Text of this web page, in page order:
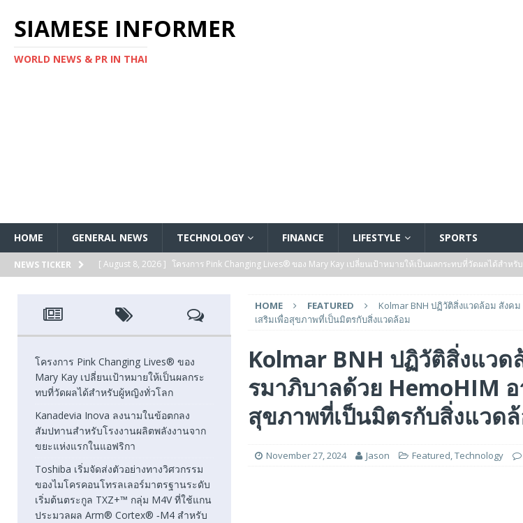
SIAMESE INFORMER
WORLD NEWS & PR IN THAI
HOME GENERAL NEWS TECHNOLOGY FINANCE LIFESTYLE SPORTS
NEWS TICKER [ August 8, 2026 ] โครงการ Pink Changing Lives® ของ Mary Kay เปลี่ยนเป้าหมายให้เป็นผลกระทบที่วัดผลได้สำหรั
[ August 7, 2026 ]
Kanadevia Inova ลงนามในข้อตกลงสัมปทานสำหรับโรงงานผลิตพลังงานจากขยะแห่งแรกในแอฟ
[ August 7, 2026 ] Toshiba เริ่มจัดส่งตัวอย่างทางวิศวกรรมของไมโครคอนโทรลเลอร์มาตรฐานระดับเริ่มต้นตระกูล
แกนประมวลผล Arm® Cortex® ‑M4 สำหรับแอปพลิเคชันควบคุมระบบแล้ว
FEATURED
[ August 7, 2026 ] SSD ซีรีส์ KIOXIA GP Super High IOPS ได้รับรางวัล ‘Best of Show’ ในงาน FMS: the Future of
[ August 6, 2026 ] Darwinbox ประกาศเปิดตัว Cortex แพลตฟอร์ม HCM ใหม่ที่ขับเคลื่อนด้วย AI ตั้งแต่เริ่มต้น
HOME FEATURED
Kolmar BNH ปฏิวัติสิ่งแวดล้อม สังค
เสริมเพื่อสุขภาพที่เป็นมิตรกับสิ่งแวดล้อม
Kolmar BNH ปฏิวัติสิ่งแวด
รมาภิบาลด้วย HemoHIM อ
สุขภาพที่เป็นมิตรกับสิ่งแวด
November 27, 2024 Jason Featured,Technology
โครงการ Pink Changing Lives® ของ
Mary Kay เปลี่ยนเป้าหมายให้เป็นผลกระ
ทบที่วัดผลได้สำหรับผู้หญิงทั่วโลก
Kanadevia Inova ลงนามในข้อตกลง
สัมปทานสำหรับโรงงานผลิตพลังงานจาก
ขยะแห่งแรกในแอฟริกา
Toshiba เริ่มจัดส่งตัวอย่างทางวิศวกรรม
ของไมโครคอนโทรลเลอร์มาตรฐานระดับ
เริ่มต้นตระกูล TXZ+™ กลุ่ม M4V ที่ใช้แกน
ประมวลผล Arm® Cortex® ‑M4 สำหรับ